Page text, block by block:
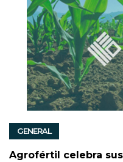
GENERAL
Agrofértil celebra